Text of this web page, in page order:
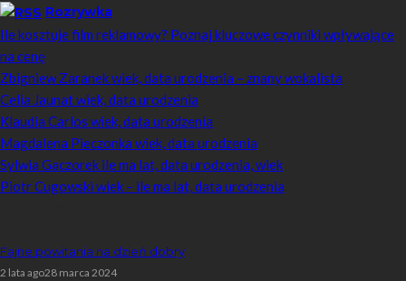
Rozrywka
Ile kosztuje film reklamowy? Poznaj kluczowe czynniki wpływające
na cenę
Zbigniew Zaranek wiek, data urodzenia – znany wokalista
Celia Jaunat wiek, data urodzenia
Klaudia Carlos wiek, data urodzenia
Magdalena Pieczonka wiek, data urodzenia
Sylwia Gaczorek ile ma lat, data urodzenia, wiek
Piotr Cugowski wiek – ile ma lat, data urodzenia
Fajne powitania na dzień dobry
2 lata ago28 marca 2024